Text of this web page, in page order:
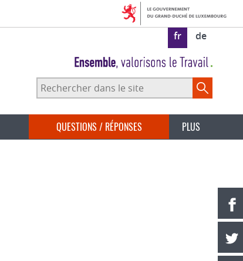
fr de
Rechercher
dans
QUESTIONS / RÉPONSES PLUS